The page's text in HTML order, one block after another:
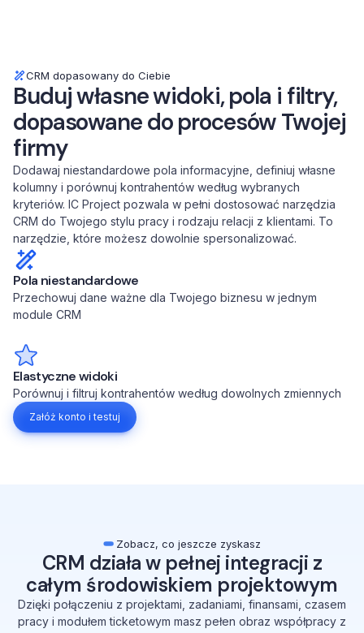
CRM dopasowany do Ciebie
Buduj własne widoki, pola i filtry,
dopasowane do procesów Twojej
firmy
Dodawaj niestandardowe pola informacyjne, definiuj własne
kolumny i porównuj kontrahentów według wybranych
kryteriów. IC Project pozwala w pełni dostosować narzędzia
CRM do Twojego stylu pracy i rodzaju relacji z klientami. To
narzędzie, które możesz dowolnie spersonalizować.
Pola niestandardowe
Przechowuj dane ważne dla Twojego biznesu w jednym
module CRM
Elastyczne widoki
Porównuj i filtruj kontrahentów według dowolnych zmiennych
Załóż konto i testuj
Zobacz, co jeszcze zyskasz
CRM działa w pełnej integracji z
całym środowiskiem projektowym
Dzięki połączeniu z projektami, zadaniami, finansami, czasem
pracy i modułem ticketowym masz pełen obraz współpracy z